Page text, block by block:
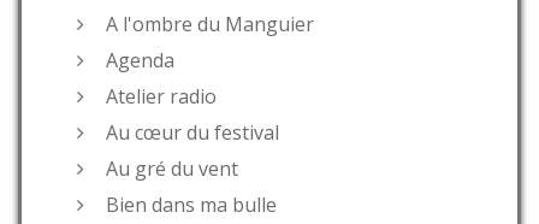
A l'ombre du Manguier
Agenda
Atelier radio
Au cœur du festival
Au gré du vent
Bien dans ma bulle